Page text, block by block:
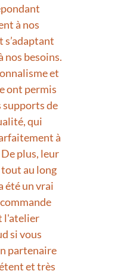
à nos
s’adaptant
nos besoins.
et
ont permis
de
qui
à
plus, leur
au long
été un vrai
l'atelier
si vous
partenaire
et très